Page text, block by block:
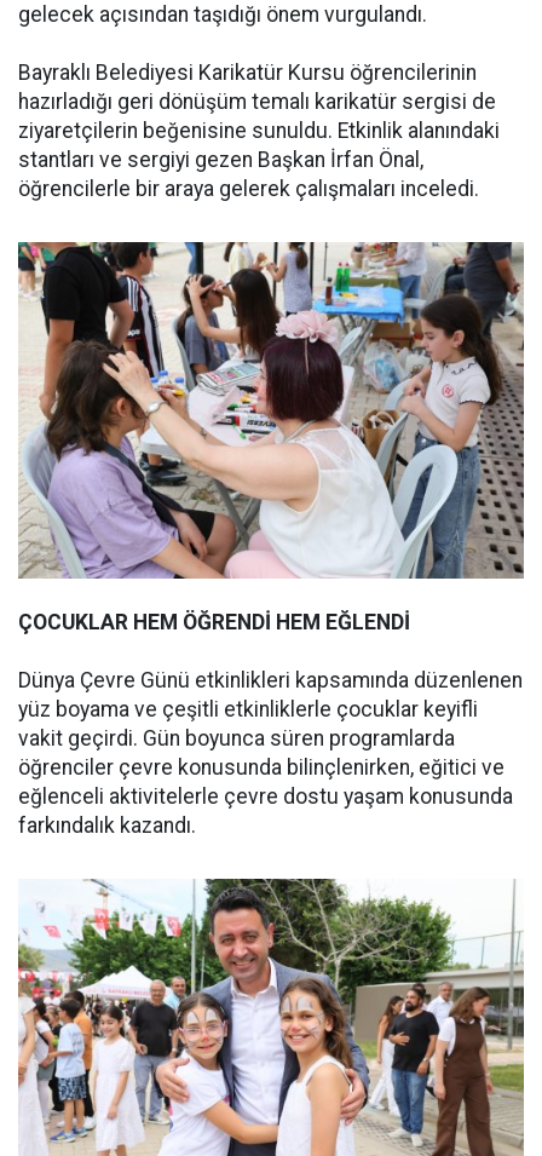
gelecek açısından taşıdığı önem vurgulandı.
Bayraklı Belediyesi Karikatür Kursu öğrencilerinin
hazırladığı geri dönüşüm temalı karikatür sergisi de
ziyaretçilerin beğenisine sunuldu. Etkinlik alanındaki
stantları ve sergiyi gezen Başkan İrfan Önal,
öğrencilerle bir araya gelerek çalışmaları inceledi.
ÇOCUKLAR HEM ÖĞRENDİ HEM EĞLENDİ
Dünya Çevre Günü etkinlikleri kapsamında düzenlenen
yüz boyama ve çeşitli etkinliklerle çocuklar keyifli
vakit geçirdi. Gün boyunca süren programlarda
öğrenciler çevre konusunda bilinçlenirken, eğitici ve
eğlenceli aktivitelerle çevre dostu yaşam konusunda
farkındalık kazandı.